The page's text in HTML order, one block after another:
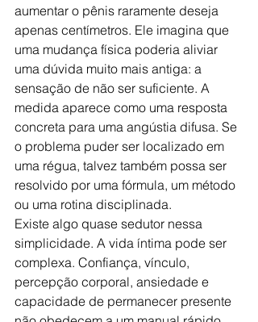
aumentar o pênis raramente deseja
apenas centímetros. Ele imagina que
uma mudança física poderia aliviar
uma dúvida muito mais antiga: a
sensação de não ser suficiente. A
medida aparece como uma resposta
concreta para uma angústia difusa. Se
o problema puder ser localizado em
uma régua, talvez também possa ser
resolvido por uma fórmula, um método
ou uma rotina disciplinada.
Existe algo quase sedutor nessa
simplicidade. A vida íntima pode ser
complexa. Confiança, vínculo,
percepção corporal, ansiedade e
capacidade de permanecer presente